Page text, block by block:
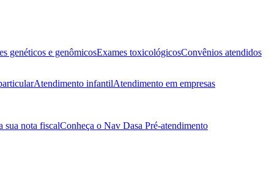
genéticos e genômicosExames toxicológicosConvênios atendidos
Atendimento infantilAtendimento em empresas
sua nota fiscalConheça o Nav Dasa Pré-atendimento